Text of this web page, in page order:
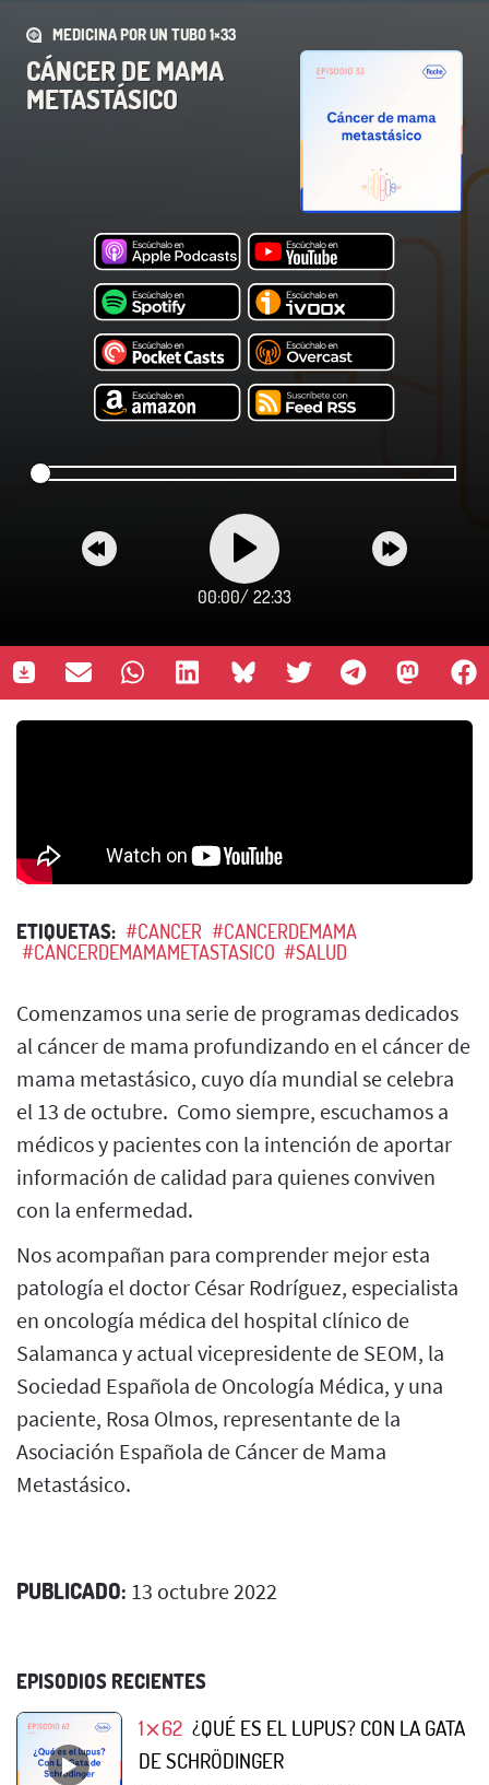
MEDICINA POR UN TUBO 1×33
CÁNCER DE MAMA
METASTÁSICO
00:00/ 22:33
ETIQUETAS: #CANCER #CANCERDEMAMA
#CANCERDEMAMAMETASTASICO #SALUD
Comenzamos una serie de programas dedicados
al cáncer de mama profundizando en el cáncer de
mama metastásico, cuyo día mundial se celebra
el 13 de octubre. Como siempre, escuchamos a
médicos y pacientes con la intención de aportar
información de calidad para quienes conviven
con la enfermedad.
Nos acompañan para comprender mejor esta
patología el doctor César Rodríguez, especialista
en oncología médica del hospital clínico de
Salamanca y actual vicepresidente de SEOM, la
Sociedad Española de Oncología Médica, y una
paciente, Rosa Olmos, representante de la
Asociación Española de Cáncer de Mama
Metastásico.
PUBLICADO: 13 octubre 2022
EPISODIOS RECIENTES
1⨯62 ¿QUÉ ES EL LUPUS? CON LA GATA
DE SCHRÖDINGER